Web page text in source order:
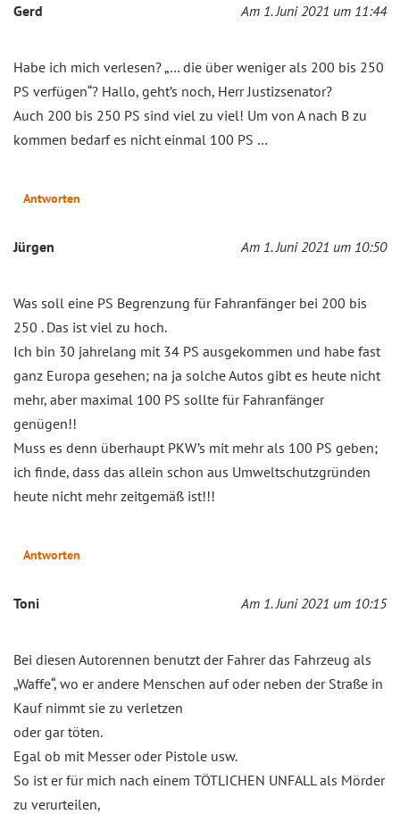
Gerd Am 1. Juni 2021 um 11:44
Habe ich mich verlesen? „… die über weniger als 200 bis 250
PS verfügen“? Hallo, geht’s noch, Herr Justizsenator?
Auch 200 bis 250 PS sind viel zu viel! Um von A nach B zu
kommen bedarf es nicht einmal 100 PS …
Antworten
Jürgen Am 1. Juni 2021 um 10:50
Was soll eine PS Begrenzung für Fahranfänger bei 200 bis
250 . Das ist viel zu hoch.
Ich bin 30 jahrelang mit 34 PS ausgekommen und habe fast
ganz Europa gesehen; na ja solche Autos gibt es heute nicht
mehr, aber maximal 100 PS sollte für Fahranfänger
genügen!!
Muss es denn überhaupt PKW’s mit mehr als 100 PS geben;
ich finde, dass das allein schon aus Umweltschutzgründen
heute nicht mehr zeitgemäß ist!!!
Antworten
Toni Am 1. Juni 2021 um 10:15
Bei diesen Autorennen benutzt der Fahrer das Fahrzeug als
„Waffe“, wo er andere Menschen auf oder neben der Straße in
Kauf nimmt sie zu verletzen
oder gar töten.
Egal ob mit Messer oder Pistole usw.
So ist er für mich nach einem TÖTLICHEN UNFALL als Mörder
zu verurteilen,